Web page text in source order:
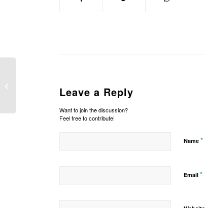
Leave a Reply
Want to join the discussion?
Feel free to contribute!
Name *
Email *
Qurban 1440 H